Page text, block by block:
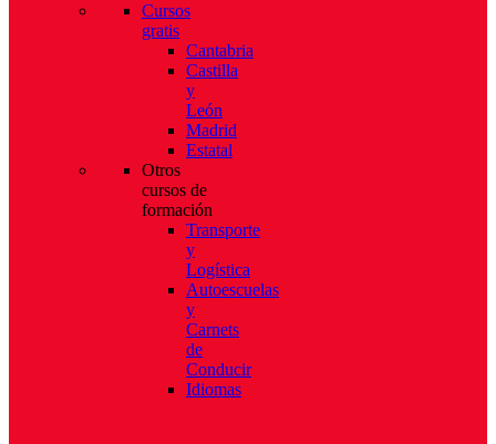
Cursos
gratis
Cantabria
Castilla
y
León
Madrid
Estatal
Otros
cursos de
formación
Transporte
y
Logística
Autoescuelas
y
Carnets
de
Conducir
Idiomas